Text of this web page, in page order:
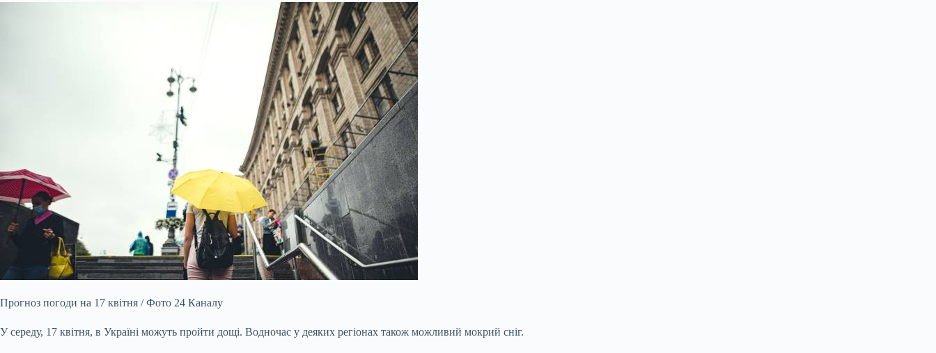
Прогноз погоди на 17 квітня / Фото 24 Каналу
У середу, 17 квітня, в Україні можуть пройти дощі. Водночас у деяких регіонах також можливий мокрий сніг.